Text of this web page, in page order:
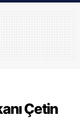
Çetin